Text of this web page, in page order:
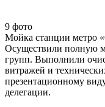
9 фото
Мойка станции метро
Осуществили полную
групп. Выполнили
витражей и
презентационному
делегации.